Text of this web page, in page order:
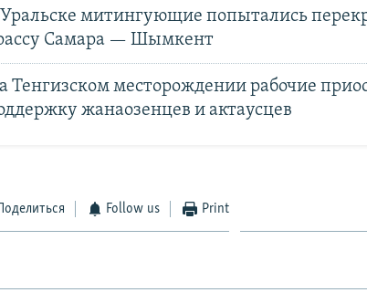
митингующие попытались
Самара — Шымкент
Тенгизском месторождении рабочие
жанаозенцев и актаусцев
Поделиться Follow us Print